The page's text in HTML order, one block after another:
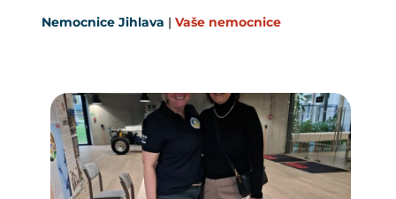
Nemocnice Jihlava | Vaše nemocnice